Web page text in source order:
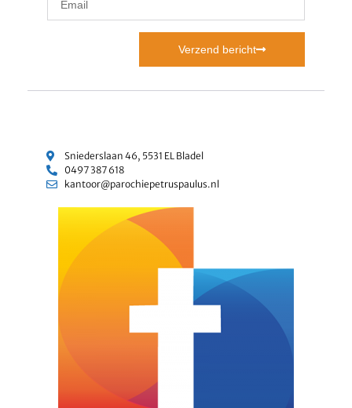
Verzend bericht
Sniederslaan 46, 5531 EL Bladel
0497 387 618
kantoor@parochiepetruspaulus.nl